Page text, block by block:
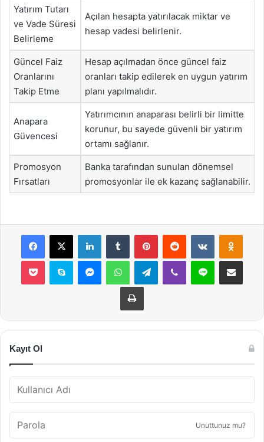
Yatırım Tutarı
ve Vade Süresi
Belirleme
Açılan hesapta yatırılacak miktar ve
hesap vadesi belirlenir.
Güncel Faiz
Oranlarını
Takip Etme
Hesap açılmadan önce güncel faiz
oranları takip edilerek en uygun yatırım
planı yapılmalıdır.
Anapara
Güvencesi
Yatırımcının anaparası belirli bir limitte
korunur, bu sayede güvenli bir yatırım
ortamı sağlanır.
Promosyon
Fırsatları
Banka tarafından sunulan dönemsel
promosyonlar ile ek kazanç sağlanabilir.
Facebook
X LinkedInTumblr PinterestReddit VKontakte
Pocket Skype MessengerWhatsAppTelegramViber Line E-Posta ile
Yazdır
Kayıt Ol
Unuttunuz mu?